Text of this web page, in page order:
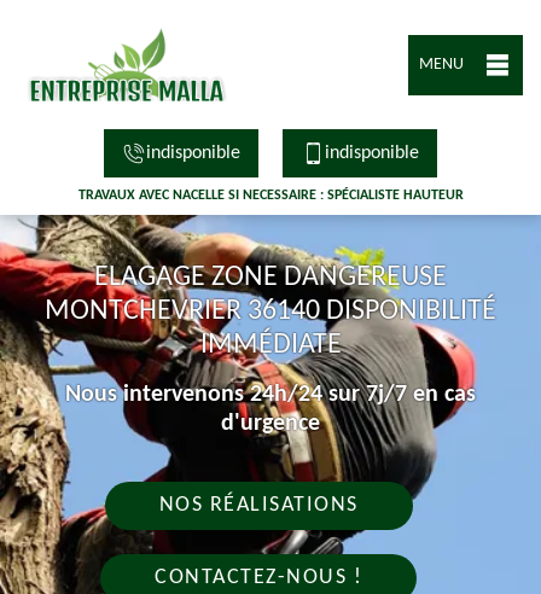
MENU
indisponible indisponible
TRAVAUX AVEC NACELLE SI NECESSAIRE : SPÉCIALISTE HAUTEUR
ELAGAGE ZONE DANGEREUSE
MONTCHEVRIER 36140 DISPONIBILITÉ
IMMÉDIATE
Nous intervenons 24h/24 sur 7j/7 en cas
d'urgence
NOS RÉALISATIONS
CONTACTEZ-NOUS !